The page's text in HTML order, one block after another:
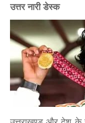
उत्तर नारी डेस्क